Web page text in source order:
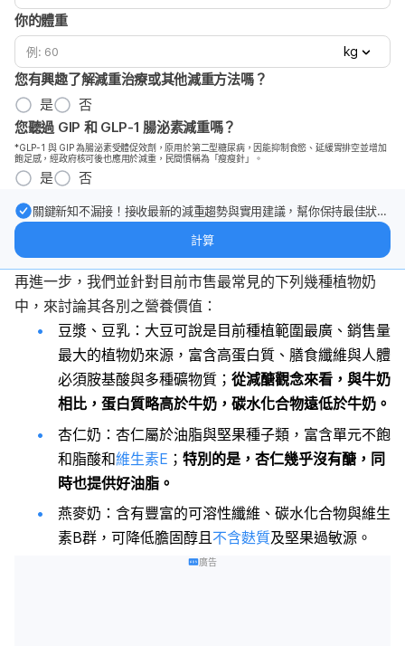
你的體重
kg
您有興趣了解減重治療或其他減重方法嗎？
是
否
您聽過 GIP 和 GLP-1 腸泌素減重嗎？
*GLP-1 與 GIP 為腸泌素受體促效劑，原用於第二型糖尿病，因能抑制食慾、延緩胃排空並增加
飽足感，經政府核可後也應用於減重，民間慣稱為「瘦瘦針」。
是 否
關鍵新知不漏接！接收最新的減重趨勢與實用建議，幫你保持最佳狀
計算
再進一步，我們並針對目前市售最常見的下列幾種植物奶
中，來討論其各別之營養價值：
豆漿、豆乳：大豆可說是目前種植範圍最廣、銷售量
最大的植物奶來源，富含高蛋白質、膳食纖維與人體
必須胺基酸與多種礦物質； 從減醣觀念來看，與牛奶
相比，蛋白質略高於牛奶，碳水化合物遠低於牛奶。
杏仁奶：杏仁屬於油脂與堅果種子類，富含單元不飽
和脂酸和維生素E ； 特別的是，杏仁幾乎沒有醣，同
時也提供好油脂 。
燕麥奶：含有豐富的可溶性纖維、碳水化合物與維生
素B群，可降低膽固醇且 不含麩質及堅果過敏源。
廣告